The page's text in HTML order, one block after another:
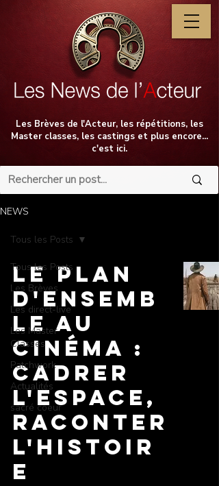
Les Brèves de l'Acteur, les répétitions, les
Master classes, les castings et plus encore...
c'est ici.
NEWS
Tous les Posts
Les Brèves
Les direct-live
Les Master
Classes
Patchwork
Actualités
sacré coeur
Tous les Posts
Le Plan
d'Ensemb
le au
Cinéma :
Cadrer
l'Espace,
Raconter
l'Histoir
e